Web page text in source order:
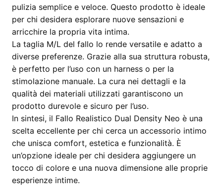
pulizia semplice e veloce. Questo prodotto è ideale
per chi desidera esplorare nuove sensazioni e
arricchire la propria vita intima.
La taglia M/L del fallo lo rende versatile e adatto a
diverse preferenze. Grazie alla sua struttura robusta,
è perfetto per l’uso con un harness o per la
stimolazione manuale. La cura nei dettagli e la
qualità dei materiali utilizzati garantiscono un
prodotto durevole e sicuro per l’uso.
In sintesi, il Fallo Realistico Dual Density Neo è una
scelta eccellente per chi cerca un accessorio intimo
che unisca comfort, estetica e funzionalità. È
un’opzione ideale per chi desidera aggiungere un
tocco di colore e una nuova dimensione alle proprie
esperienze intime.